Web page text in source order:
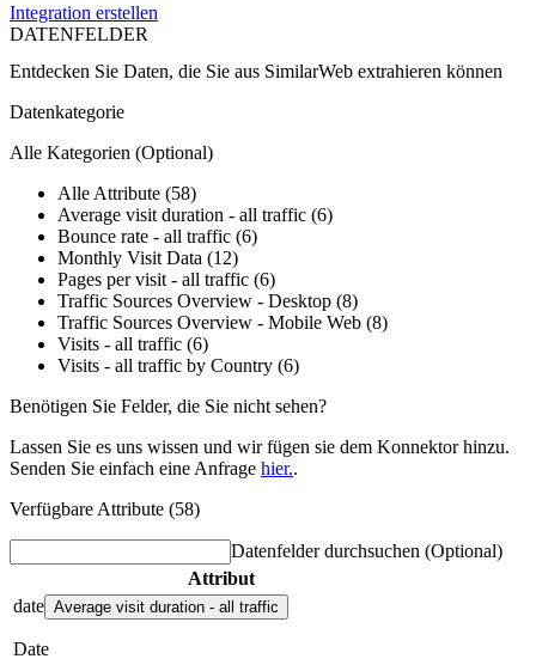
Integration erstellen
DATENFELDER
Entdecken Sie Daten, die Sie aus SimilarWeb extrahieren können
Datenkategorie
Alle Kategorien (Optional)
Alle Attribute (58)
Average visit duration - all traffic (6)
Bounce rate - all traffic (6)
Monthly Visit Data (12)
Pages per visit - all traffic (6)
Traffic Sources Overview - Desktop (8)
Traffic Sources Overview - Mobile Web (8)
Visits - all traffic (6)
Visits - all traffic by Country (6)
Benötigen Sie Felder, die Sie nicht sehen?
Lassen Sie es uns wissen und wir fügen sie dem Konnektor hinzu.
Senden Sie einfach eine Anfrage hier..
Verfügbare Attribute (58)
Datenfelder durchsuchen (Optional)
Attribut
date Average visit duration - all traffic
Date